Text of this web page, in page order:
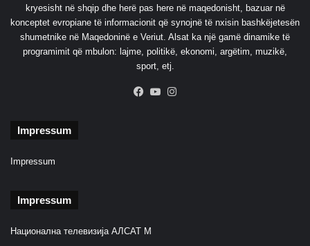
kryesisht në shqip dhe herë pas here në maqedonisht, bazuar në
konceptet evropiane të informacionit që synojnë të nxisin bashkëjetesën
shumetnike në Maqedoninë e Veriut. Alsat ka një gamë dinamike të
programimit që mbulon: lajme, politikë, ekonomi, argëtim, muzikë,
sport, etj.
Facebook
YouTube
Impressum
Impressum
Impressum
Национална телевизија АЛСАТ М